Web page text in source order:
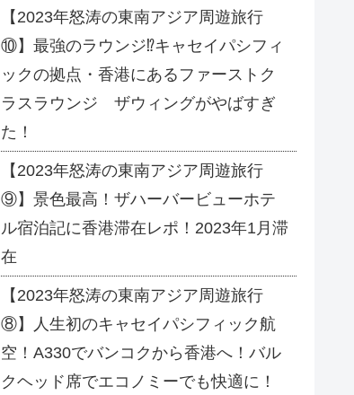
【2023年怒涛の東南アジア周遊旅行
⑩】最強のラウンジ⁉キャセイパシフィ
ックの拠点・香港にあるファーストク
ラスラウンジ ザウィングがやばすぎ
た！
【2023年怒涛の東南アジア周遊旅行
⑨】景色最高！ザハーバービューホテ
ル宿泊記に香港滞在レポ！2023年1月滞
在
【2023年怒涛の東南アジア周遊旅行
⑧】人生初のキャセイパシフィック航
空！A330でバンコクから香港へ！バル
クヘッド席でエコノミーでも快適に！